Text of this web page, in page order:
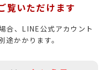
覧いただけます
合、LINE公式アカウント
かかります。